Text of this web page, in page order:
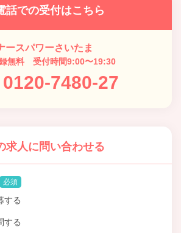
話での受付はこちら
ースパワーさいたま
無料 受付時間9:00〜19:30
0120-7480-27
求人に問い合わせる
必須
する
する